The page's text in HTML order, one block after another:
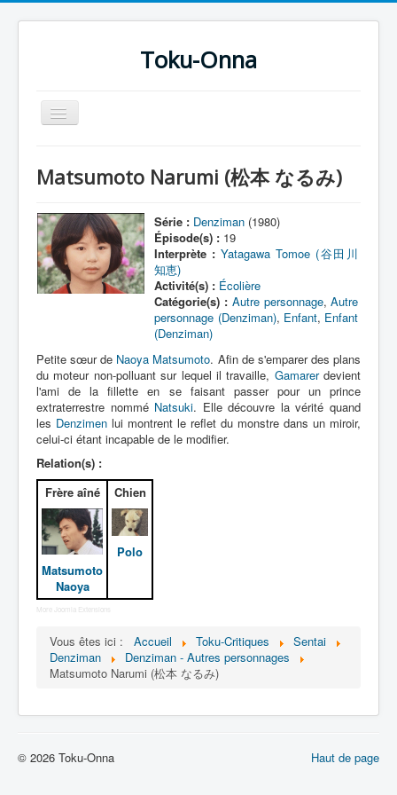
Toku-Onna
Basculer
la
Toku-Actrices
Toku-Critiques
Séries
Films
Artiste Asperger
Lexique
Denshi sentai Denziman (電子 戦
隊 デンジマン) = Escadron
électronique Denziman
Série
Personnages
Mechas
Objets
Lieux
Épisodes
Fanservice
Matsumoto Narumi (松本 なるみ)
Série : Denziman (1980)
Épisode(s) : 19
Interprète : Yatagawa Tomoe (谷田川
知恵)
Activité(s) : Écolière
Catégorie(s) : Autre personnage,Autre
personnage (Denziman), Enfant, Enfant
(Denziman)
Petite sœur de Naoya Matsumoto. Afin de s'emparer des plans
du moteur non-polluant sur lequel il travaille, Gamarerdevient
l'ami de la fillette en se faisant passer pour un prince
extraterrestre nommé Natsuki. Elle découvre la vérité quand
les Denzimen lui montrent le reflet du monstre dans un miroir,
celui-ci étant incapable de le modifier.
Relation(s) :
Frère aîné
Matsumoto
Naoya
Chien
Polo
More Joomla Extensions
Vous êtes ici : Accueil Toku-Critiques
Sentai
Denziman
Denziman - Autres personnages
Matsumoto Narumi (松本 なるみ)
Haut de page
© 2026 Toku-Onna